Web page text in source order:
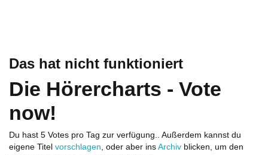
Das hat nicht funktioniert
Die Hörercharts - Vote
now!
Du hast 5 Votes pro Tag zur verfügung.. Außerdem kannst du
eigene Titel vorschlagen, oder aber ins Archiv blicken, um den